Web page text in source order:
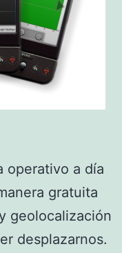
operativo a día
gratuita
geolocalización
desplazarnos.